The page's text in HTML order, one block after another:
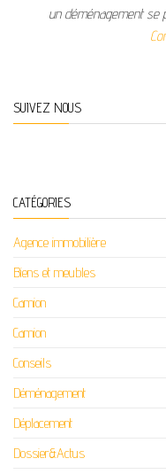
un déménagement se
SUIVEZ NOUS
CATÉGORIES
Agence immobilière
Biens et meubles
Camion
Camion
Conseils
Déménagement
Déplacement
Dossier&Actus